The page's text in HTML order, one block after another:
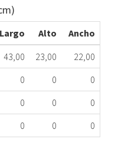
Largo Alto
Ancho
43,00 23,00
22,00
0 0
0
0 0
0
0 0 0